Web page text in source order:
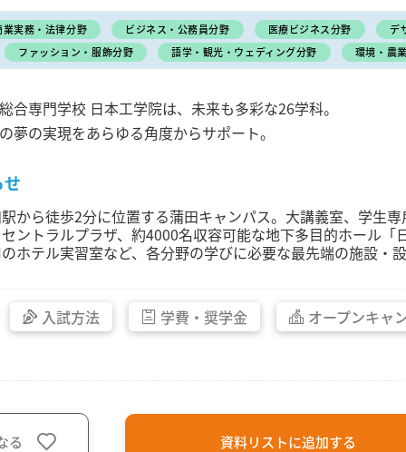
業実務・法律分野 ビジネス・公務員分野 医療ビジネス分野 デ
ファッション・服飾分野 語学・観光・ウェディング分野 環境・農
合専門学校 日本工学院は、未来も多彩な26学科。
夢の実現をあらゆる角度からサポート。
から徒歩2分に位置する蒲田キャンパス。大講義室、学生
ントラルプラザ、約4000名収容可能な地下多目的ホール
ホテル実習室など、各分野の学びに必要な最先端の施設・
入試方法 学費・ 奨学金 オープンキャ
る 資料リストに追加する